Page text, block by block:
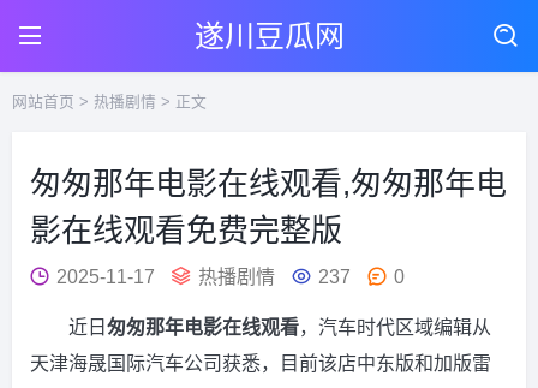
遂川豆瓜网
网站首页 > 热播剧情 > 正文
匆匆那年电影在线观看,匆匆那年电
影在线观看免费完整版
2025-11-17 热播剧情 237 0
近日 匆匆那年电影在线观看，汽车时代区域编辑从
天津海晟国际汽车公司获悉，目前该店中东版和加版雷